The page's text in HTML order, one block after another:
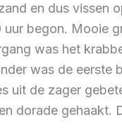
en dus vissen
uur begon. Mooie
was het
was de eerste
uit de zager
dorade gehaakt.